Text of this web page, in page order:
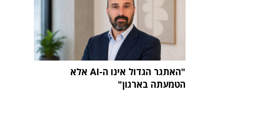
"האתגר הגדול אינו ה-AI אלא
הטמעתה בארגון"